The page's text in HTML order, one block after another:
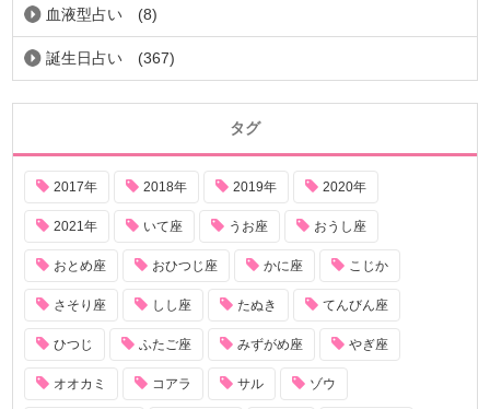
血液型占い (8)
誕生日占い (367)
タグ
2017年 2018年 2019年 2020年
2021年 いて座 うお座 おうし座
おとめ座 おひつじ座 かに座 こじか
さそり座 しし座 たぬき てんびん座
ひつじ ふたご座 みずがめ座 やぎ座
オオカミ コアラ サル ゾウ